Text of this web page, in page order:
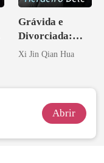
Grávida e
Divorciada:
Escondi o
Xi Jin Qian Hua
Abrir